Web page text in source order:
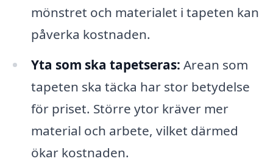
mönstret och materialet i tapeten kan
påverka kostnaden.
Yta som ska tapetseras: Arean som
tapeten ska täcka har stor betydelse
för priset. Större ytor kräver mer
material och arbete, vilket därmed
ökar kostnaden.